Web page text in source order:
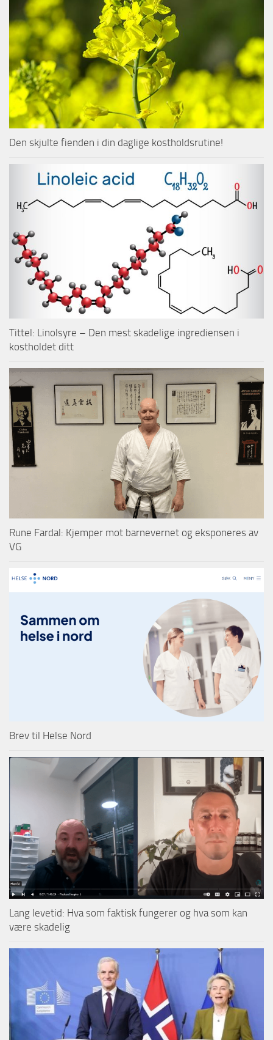
Den skjulte fienden i din daglige kostholdsrutine!
Tittel: Linolsyre – Den mest skadelige ingrediensen i
kostholdet ditt
Rune Fardal: Kjemper mot barnevernet og eksponeres av
VG
Brev til Helse Nord
Lang levetid: Hva som faktisk fungerer og hva som kan
være skadelig